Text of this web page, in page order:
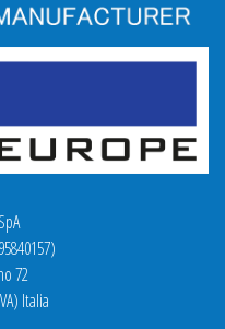
72
Italia